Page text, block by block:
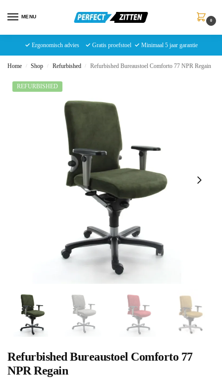
MENU
0
✓ Ergonomisch advies ✓ Gratis proefstoel ✓ Minimaal 5 jaar garantie
Home / Shop / Refurbished / Refurbished Bureaustoel Comforto 77 NPR Regain
REFURBISHED
Refurbished Bureaustoel Comforto 77
NPR Regain